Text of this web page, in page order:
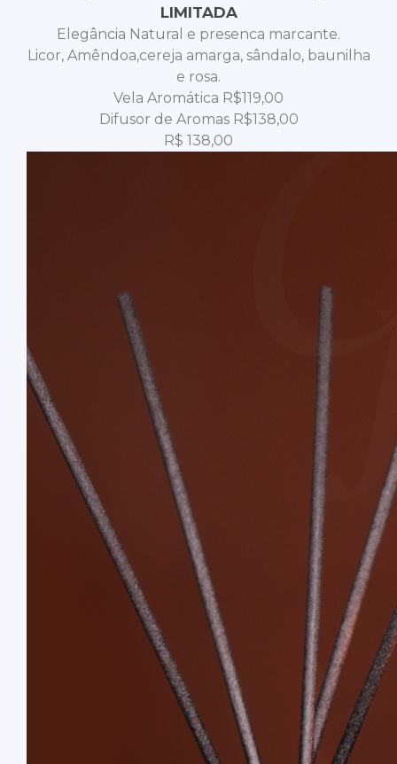
LIMITADA
Elegância Natural e presenca marcante.
Licor, Amêndoa,cereja amarga, sândalo, baunilha
e rosa.
Vela Aromática R$119,00
Difusor de Aromas R$138,00
R$ 138,00